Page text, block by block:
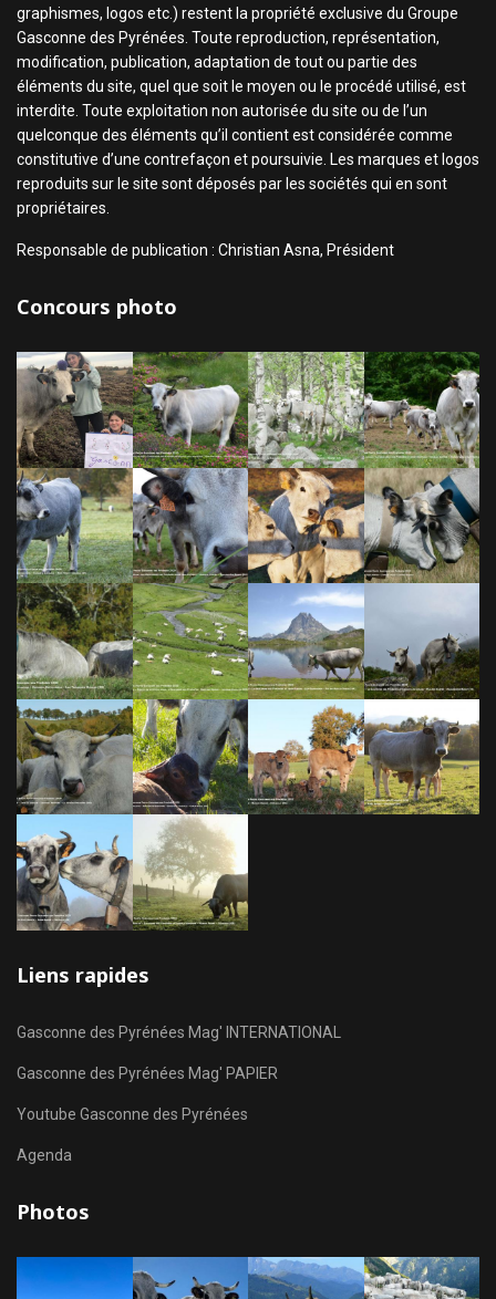
graphismes, logos etc.) restent la propriété exclusive du Groupe
Gasconne des Pyrénées. Toute reproduction, représentation,
modification, publication, adaptation de tout ou partie des
éléments du site, quel que soit le moyen ou le procédé utilisé, est
interdite. Toute exploitation non autorisée du site ou de l’un
quelconque des éléments qu’il contient est considérée comme
constitutive d’une contrefaçon et poursuivie. Les marques et logos
reproduits sur le site sont déposés par les sociétés qui en sont
propriétaires.
Responsable de publication : Christian Asna, Président
Concours photo
Liens rapides
Gasconne des Pyrénées Mag' INTERNATIONAL
Gasconne des Pyrénées Mag' PAPIER
Youtube Gasconne des Pyrénées
Agenda
Photos